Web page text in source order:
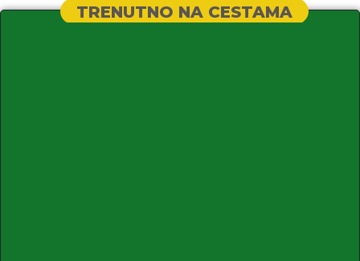
TRENUTNO NA CESTAMA